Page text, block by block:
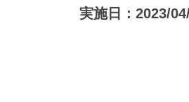
実施日：2023/